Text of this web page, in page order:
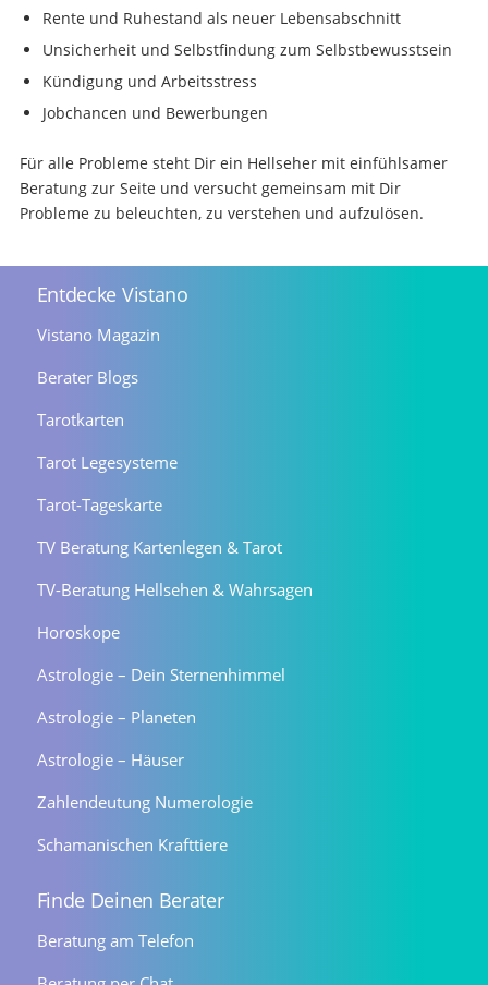
Rente und Ruhestand als neuer Lebensabschnitt
Unsicherheit und Selbstfindung zum Selbstbewusstsein
Kündigung und Arbeitsstress
Jobchancen und Bewerbungen
Für alle Probleme steht Dir ein Hellseher mit einfühlsamer
Beratung zur Seite und versucht gemeinsam mit Dir
Probleme zu beleuchten, zu verstehen und aufzulösen.
Entdecke Vistano
Vistano Magazin
Berater Blogs
Tarotkarten
Tarot Legesysteme
Tarot-Tageskarte
TV Beratung Kartenlegen & Tarot
TV-Beratung Hellsehen & Wahrsagen
Horoskope
Astrologie – Dein Sternenhimmel
Astrologie – Planeten
Astrologie – Häuser
Zahlendeutung Numerologie
Schamanischen Krafttiere
Finde Deinen Berater
Beratung am Telefon